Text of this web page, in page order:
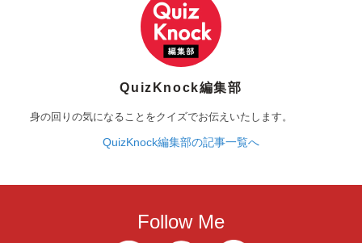
QuizKnock編集部
身の回りの気になることをクイズでお伝えいたします。
QuizKnock編集部の記事一覧へ
Follow Me